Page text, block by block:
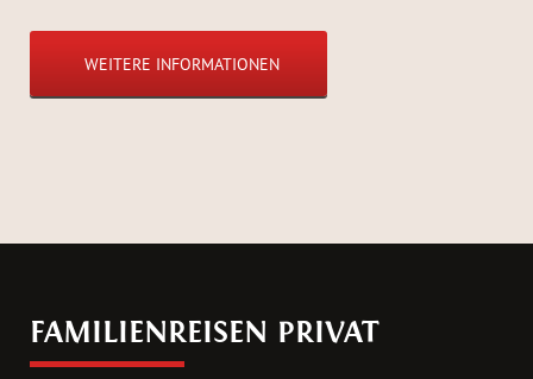
WEITERE INFORMATIONEN
FAMILIENREISEN PRIVAT